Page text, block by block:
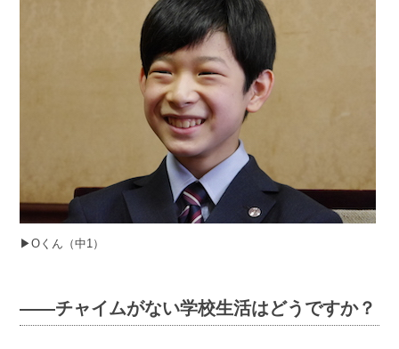
▶︎Oくん（中1）
――チャイムがない学校生活はどうですか？